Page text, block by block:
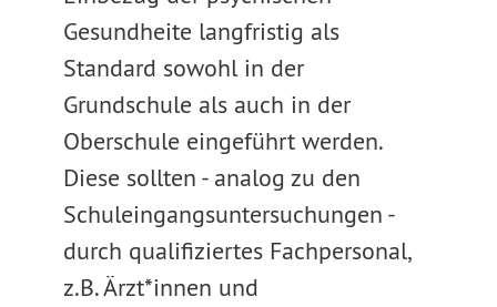
Gesundheite langfristig als
Standard sowohl in der
Grundschule als auch in der
Oberschule eingeführt werden.
Diese sollten - analog zu den
Schuleingangsuntersuchungen -
durch qualifiziertes Fachpersonal,
z.B. Ärzt*innen und